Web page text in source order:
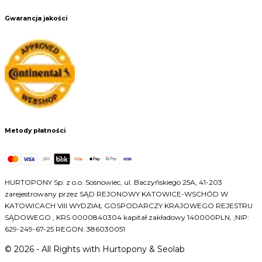
Gwarancja jakości
Metody płatności
HURTOPONY Sp. z o.o. Sosnowiec, ul. Baczyńskiego 25A, 41-203
zarejestrowany przez SĄD REJONOWY KATOWICE-WSCHÓD W
KATOWICACH VIII WYDZIAŁ GOSPODARCZY KRAJOWEGO REJESTRU
SĄDOWEGO , KRS 0000840304 kapitał zakładowy 140000PLN, ,NIP:
629-249-67-25 REGON: 386030051
© 2026 - All Rights with Hurtopony & Seolab